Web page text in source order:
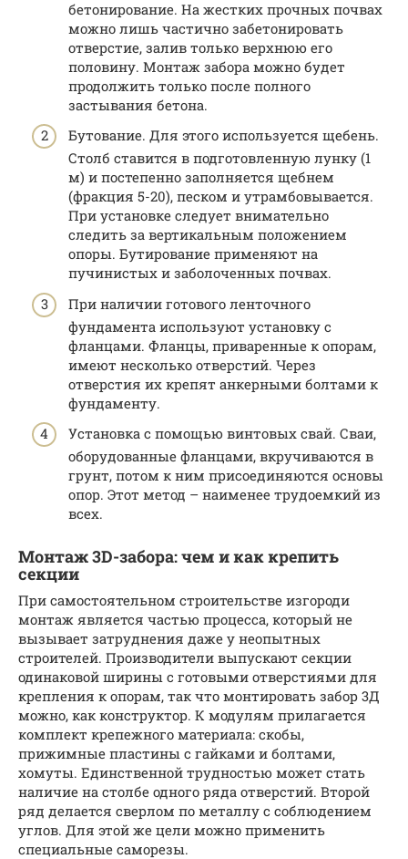
бетонирование. На жестких прочных почвах
можно лишь частично забетонировать
отверстие, залив только верхнюю его
половину. Монтаж забора можно будет
продолжить только после полного
застывания бетона.
Бутование. Для этого используется щебень.
Столб ставится в подготовленную лунку (1
м) и постепенно заполняется щебнем
(фракция 5-20), песком и утрамбовывается.
При установке следует внимательно
следить за вертикальным положением
опоры. Бутирование применяют на
пучинистых и заболоченных почвах.
При наличии готового ленточного
фундамента используют установку с
фланцами. Фланцы, приваренные к опорам,
имеют несколько отверстий. Через
отверстия их крепят анкерными болтами к
фундаменту.
Установка с помощью винтовых свай. Сваи,
оборудованные фланцами, вкручиваются в
грунт, потом к ним присоединяются основы
опор. Этот метод – наименее трудоемкий из
всех.
Монтаж 3D-забора: чем и как крепить
секции
При самостоятельном строительстве изгороди
монтаж является частью процесса, который не
вызывает затруднения даже у неопытных
строителей. Производители выпускают секции
одинаковой ширины с готовыми отверстиями для
крепления к опорам, так что монтировать забор 3Д
можно, как конструктор. К модулям прилагается
комплект крепежного материала: скобы,
прижимные пластины с гайками и болтами,
хомуты. Единственной трудностью может стать
наличие на столбе одного ряда отверстий. Второй
ряд делается сверлом по металлу с соблюдением
углов. Для этой же цели можно применить
специальные саморезы.